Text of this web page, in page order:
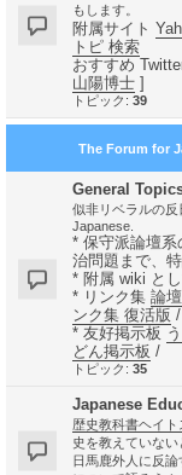
もします。
附属サイト
トピ 検索
おすすめ
山陽博士 ]
トピック: 39
The Forum for
General
似非リベラルの
Japanese.
* 保守派論壇系
治問題まで、
* 附属 wiki と
* リンク集 論
ンク集 復活版 /
* 友好掲示板
どん掲示板 /
トピック: 35
Japanese
歴史教科書ヘイ
史を教えていな
日馬鹿外人に反